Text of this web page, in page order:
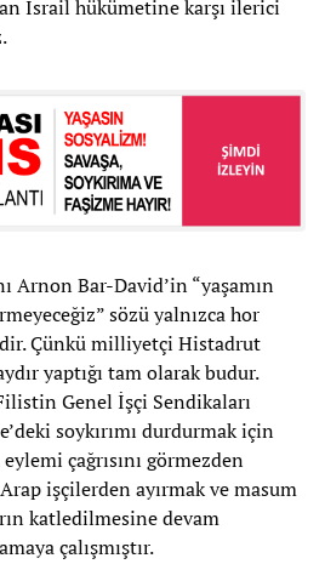
İsrail hükümetine karşı ilerici
Arnon Bar-David’in “yaşamın
sözü yalnızca hor
Çünkü milliyetçi Histadrut
yaptığı tam olarak budur.
Genel İşçi Sendikaları
soykırımı durdurmak için
çağrısını görmezden
işçilerden ayırmak ve masum
katledilmesine devam
çalışmıştır.